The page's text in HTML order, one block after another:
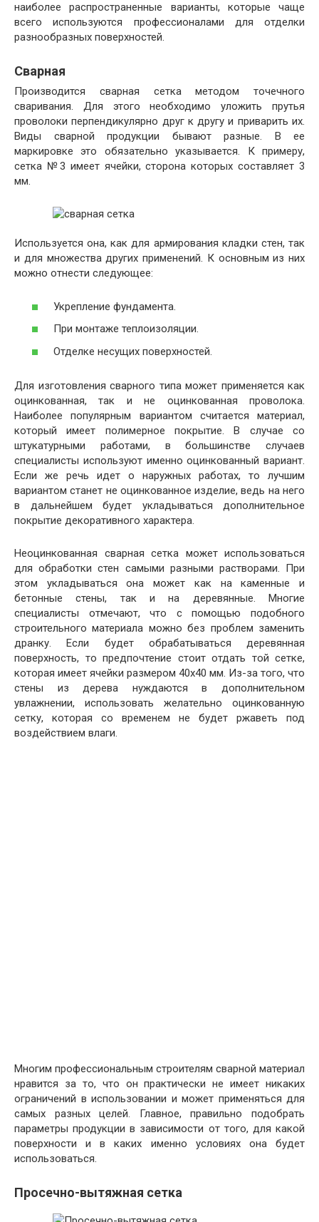
наиболее распространенные варианты, которые чаще
всего используются профессионалами для отделки
разнообразных поверхностей.
Сварная
Производится сварная сетка методом точечного
сваривания. Для этого необходимо уложить прутья
проволоки перпендикулярно друг к другу и приварить их.
Виды сварной продукции бывают разные. В ее
маркировке это обязательно указывается. К примеру,
сетка №3 имеет ячейки, сторона которых составляет 3
мм.
Используется она, как для армирования кладки стен, так
и для множества других применений. К основным из них
можно отнести следующее:
Укрепление фундамента.
При монтаже теплоизоляции.
Отделке несущих поверхностей.
Для изготовления сварного типа может применяется как
оцинкованная, так и не оцинкованная проволока.
Наиболее популярным вариантом считается материал,
который имеет полимерное покрытие. В случае со
штукатурными работами, в большинстве случаев
специалисты используют именно оцинкованный вариант.
Если же речь идет о наружных работах, то лучшим
вариантом станет не оцинкованное изделие, ведь на него
в дальнейшем будет укладываться дополнительное
покрытие декоративного характера.
Неоцинкованная сварная сетка может использоваться
для обработки стен самыми разными растворами. При
этом укладываться она может как на каменные и
бетонные стены, так и на деревянные. Многие
специалисты отмечают, что с помощью подобного
строительного материала можно без проблем заменить
дранку. Если будет обрабатываться деревянная
поверхность, то предпочтение стоит отдать той сетке,
которая имеет ячейки размером 40х40 мм. Из-за того, что
стены из дерева нуждаются в дополнительном
увлажнении, использовать желательно оцинкованную
сетку, которая со временем не будет ржаветь под
воздействием влаги.
Многим профессиональным строителям сварной материал
нравится за то, что он практически не имеет никаких
ограничений в использовании и может применяться для
самых разных целей. Главное, правильно подобрать
параметры продукции в зависимости от того, для какой
поверхности и в каких именно условиях она будет
использоваться.
Просечно-вытяжная сетка